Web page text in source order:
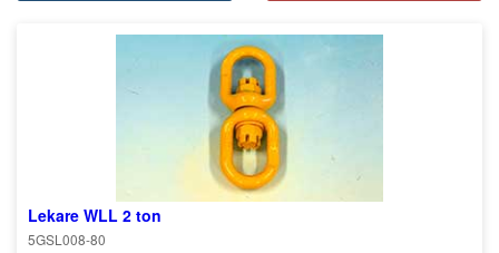
Lekare WLL 2 ton
5GSL008-80